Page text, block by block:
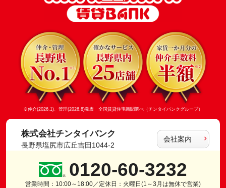
※仲介(2026.1)、管理(2026.8)発表 全国賃貸住宅新聞調べ（チンタイバンクグループ）
株式会社チンタイバンク
長野県塩尻市広丘吉田1044-2
会社案内
0120-60-3232
営業時間：10:00～18:00／定休日：火曜日(1～3月は無休で営業)